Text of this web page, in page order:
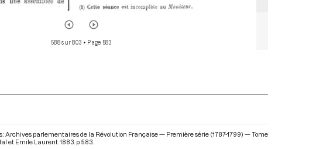
588 sur 803 • Page 583
: Archives parlementaires de la Révolution Française — Première série (1787-1799) — Tome
et Emile Laurent. 1883. p. 583.